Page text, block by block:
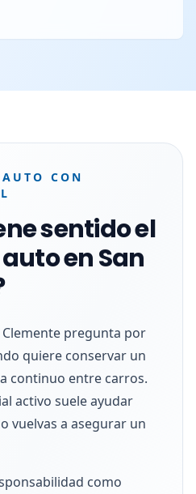
CON
sentido el
en San
pregunta por
quiere conservar un
continuo entre carros.
activo suele ayudar
vuelvas a asegurar un
como